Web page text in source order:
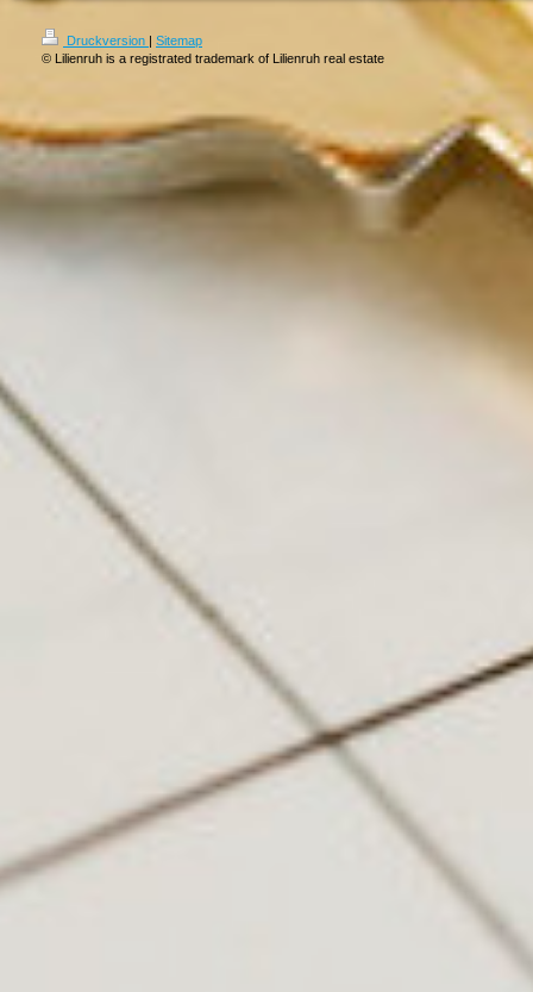
Druckversion
Sitemap
© Lilienruh is a registrated trademark of Lilienruh real estate